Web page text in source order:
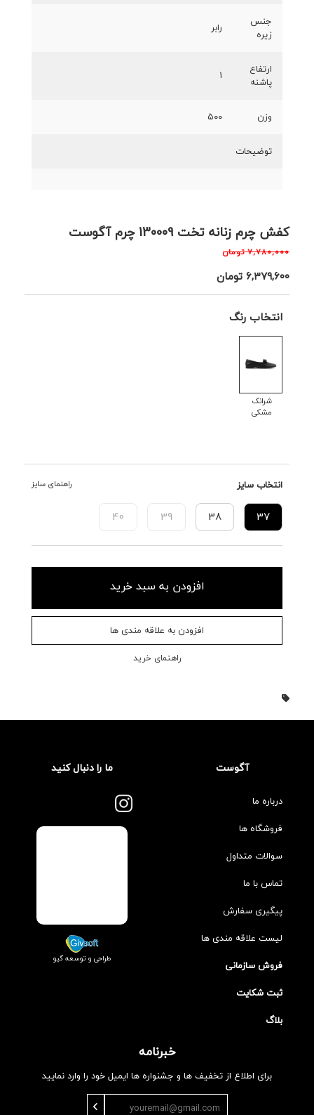
کفش چرم زنانه تخت 130009 چرم آگوست
۷,۷۸۰,۰۰۰ تومان
۶,۳۷۹,۶۰۰تومان
انتخاب رنگ
شرانک
مشکی
انتخاب سایز راهنمای سایز
37
38
39
40
افزودن به سبد خرید
افزودن به علاقه مندی ها
راهنمای خرید
جنس
زیره
رابر
ارتفاع
پاشنه
۱
وزن ۵۰۰
توضیحات
آگوست
درباره ما
فروشگاه ها
سوالات متداول
تماس با ما
پیگیری سفارش
لیست علاقه مندی ها
فروش سازمانی
ثبت شکایت
بلاگ
ما را دنبال کنید
طراحی و توسعه گیو
خبرنامه
برای اطلاع از تخفیف ها و جشنواره ها ایمیل خود را وارد نمایید